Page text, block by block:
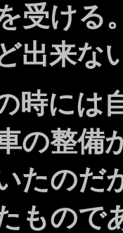
受ける
出来な
時には
の整備
たのだ
もので